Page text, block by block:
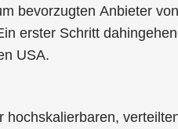
bevorzugten Anbieter
erster Schritt
USA.